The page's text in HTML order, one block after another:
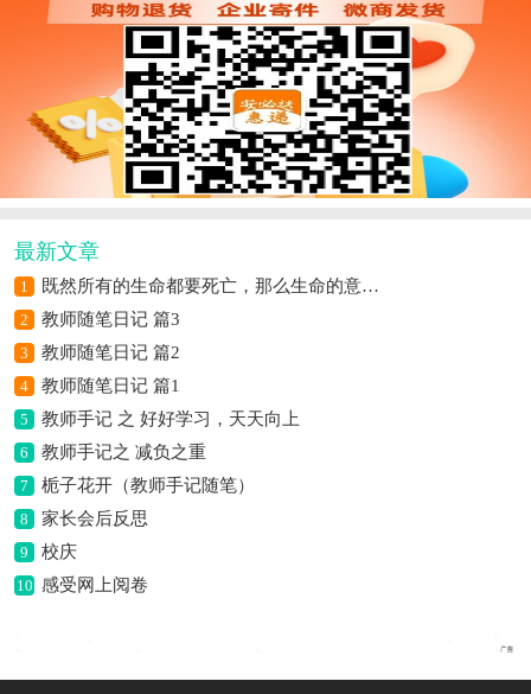
最新文章
1 既然所有的生命都要死亡，那么生命的意义是什么？
2 教师随笔日记 篇3
3 教师随笔日记 篇2
4 教师随笔日记 篇1
5 教师手记 之 好好学习，天天向上
6 教师手记之 减负之重
7 栀子花开（教师手记随笔）
8 家长会后反思
9 校庆
10 感受网上阅卷